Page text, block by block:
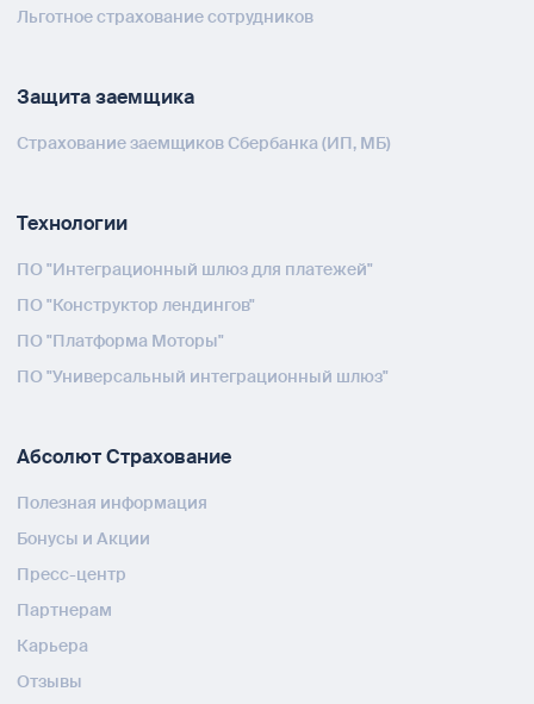
Льготное страхование сотрудников
Защита заемщика
Страхование заемщиков Сбербанка (ИП, МБ)
Технологии
ПО "Интеграционный шлюз для платежей"
ПО "Конструктор лендингов"
ПО "Платформа Моторы"
ПО "Универсальный интеграционный шлюз"
Абсолют Страхование
Полезная информация
Бонусы и Акции
Пресс-центр
Партнерам
Карьера
Отзывы